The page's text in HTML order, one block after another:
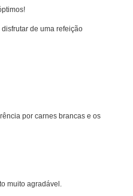
de uma refeição
por carnes brancas e os
muito agradável.